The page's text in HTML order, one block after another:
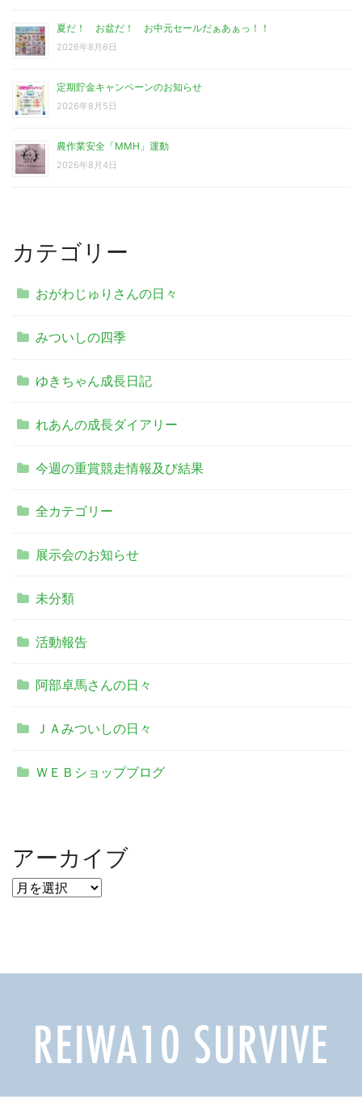
夏だ！ お盆だ！ お中元セールだぁあぁっ！！
2026年8月6日
定期貯金キャンペーンのお知らせ
2026年8月5日
農作業安全「MMH」運動
2026年8月4日
カテゴリー
おがわじゅりさんの日々
みついしの四季
ゆきちゃん成長日記
れあんの成長ダイアリー
今週の重賞競走情報及び結果
全カテゴリー
展示会のお知らせ
未分類
活動報告
阿部卓馬さんの日々
ＪＡみついしの日々
ＷＥＢショップブログ
アーカイブ
ア